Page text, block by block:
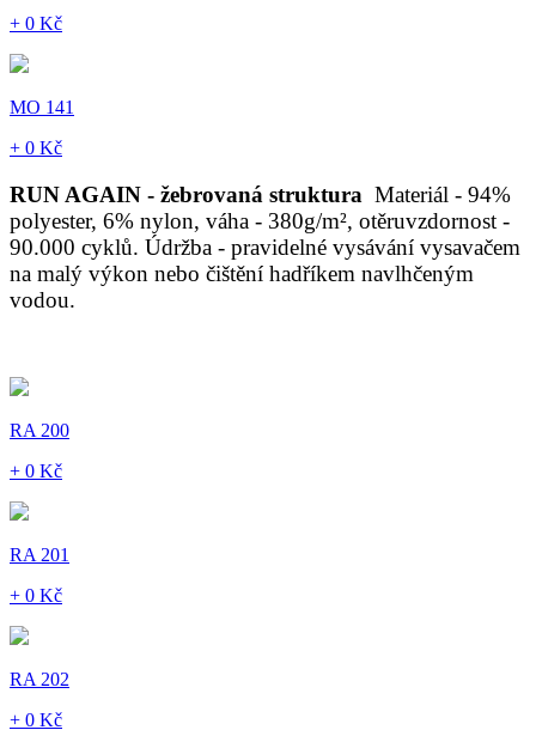
+ 0 Kč
MO 141
+ 0 Kč
RUN AGAIN - žebrovaná struktura Materiál - 94%
polyester, 6% nylon, váha - 380g/m², otěruvzdornost -
90.000 cyklů. Údržba - pravidelné vysávání vysavačem
na malý výkon nebo čištění hadříkem navlhčeným
vodou.
RA 200
+ 0 Kč
RA 201
+ 0 Kč
RA 202
+ 0 Kč